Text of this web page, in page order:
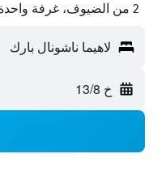
2 من الضيوف، غرفة واحدة
لاهيما ناشونال بارك
خ 13/8